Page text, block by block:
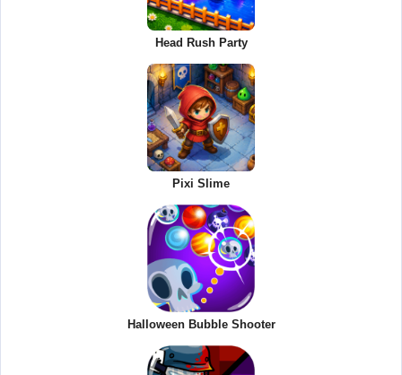
Head Rush Party
Pixi Slime
Halloween Bubble Shooter